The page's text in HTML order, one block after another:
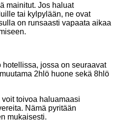
mainitut. Jos haluat
tai kylpylään, ne ovat
on runsaasti vapaata aikaa
hotellissa, jossa on seuraavat
2hlö huone sekä 8hlö
voit toivoa haluamaasi
Nämä pyritään
mukaisesti.